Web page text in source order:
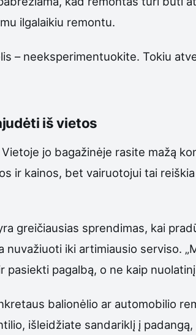
ilgalaikiu remontu.
– neeksperimentuokite. Tokiu
iš vietos
jo bagažinėje rasite mažą
ir kainos, bet vairuotojui tai
greičiausias sprendimas, kai
iki artimiausio serviso.
pagalbą, o ne kaip
balionėlio ar automobilio
išleidžiate sandariklį į